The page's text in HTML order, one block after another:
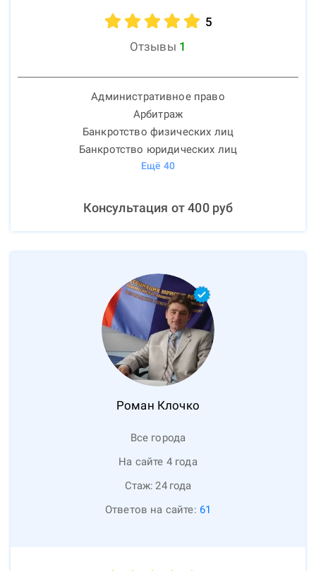
5
Отзывы 1
Административное право
Арбитраж
Банкротство физических лиц
Банкротство юридических лиц
Ещё 40
Консультация от400руб
Роман Клочко
Все города
На сайте 4 года
Стаж: 24 года
Ответов на сайте: 61